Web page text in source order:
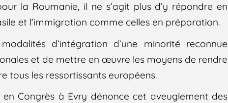
la Roumanie, il ne s’agit plus d’y répondre en
et l’immigration comme celles en préparation.
d’intégration d’une minorité reconnue
et de mettre en œuvre les moyens de rendre
tous les ressortissants européens.
Congrès à Evry dénonce cet aveuglement des